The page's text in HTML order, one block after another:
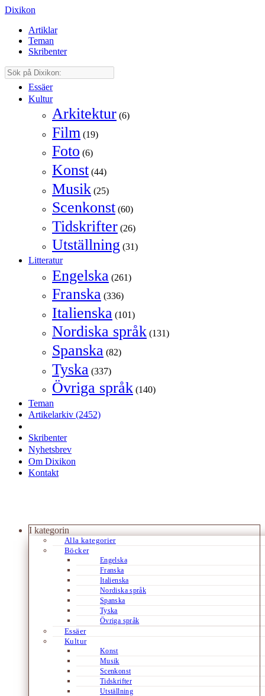
Dixikon
Artiklar
Teman
Skribenter
Essäer
Kultur
Arkitektur (6)
Film (19)
Foto (6)
Konst (44)
Musik (25)
Scenkonst (60)
Tidskrifter (26)
Utställning (31)
Litteratur
Engelska (261)
Franska (336)
Italienska (101)
Nordiska språk (131)
Spanska (82)
Tyska (337)
Övriga språk (140)
Teman
Artikelarkiv (2452)
Skribenter
Nyhetsbrev
Om Dixikon
Kontakt
I kategorin
Alla kategorier
Böcker
Engelska
Franska
Italienska
Nordiska språk
Spanska
Tyska
Övriga språk
Essäer
Kultur
Konst
Musik
Scenkonst
Tidskrifter
Utställning